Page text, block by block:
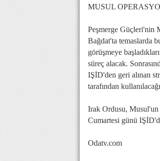
MUSUL
Peşmerge Güçleri'nin
Bağdat'ta temaslarda
görüşmeye
süreç alacak.
IŞİD'den geri alınan
tarafından
Irak Ordusu, Musul'un
Cumartesi günü
Odatv.com